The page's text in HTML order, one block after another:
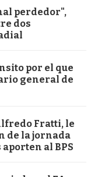
perdedor",
dos
por el que
general de
Fratti, le
de la jornada
al BPS